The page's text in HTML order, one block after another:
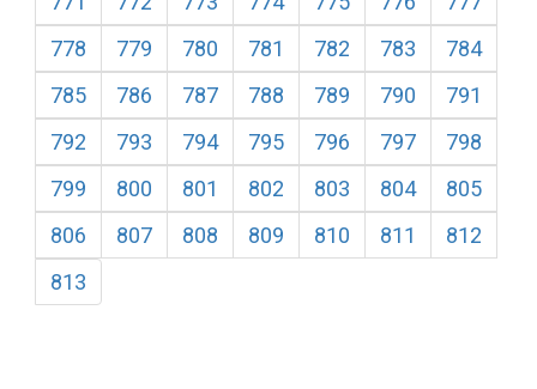
778
779 780 781 782 783
784
785
786 787 788 789 790
791
792
793 794 795 796 797
798
799
800 801 802 803 804
805
806
807 808 809 810 811
812
813